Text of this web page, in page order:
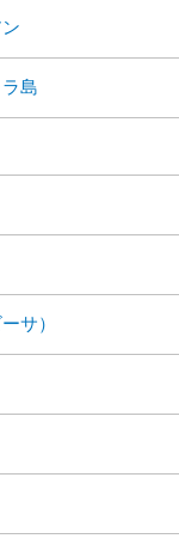
島
サ）